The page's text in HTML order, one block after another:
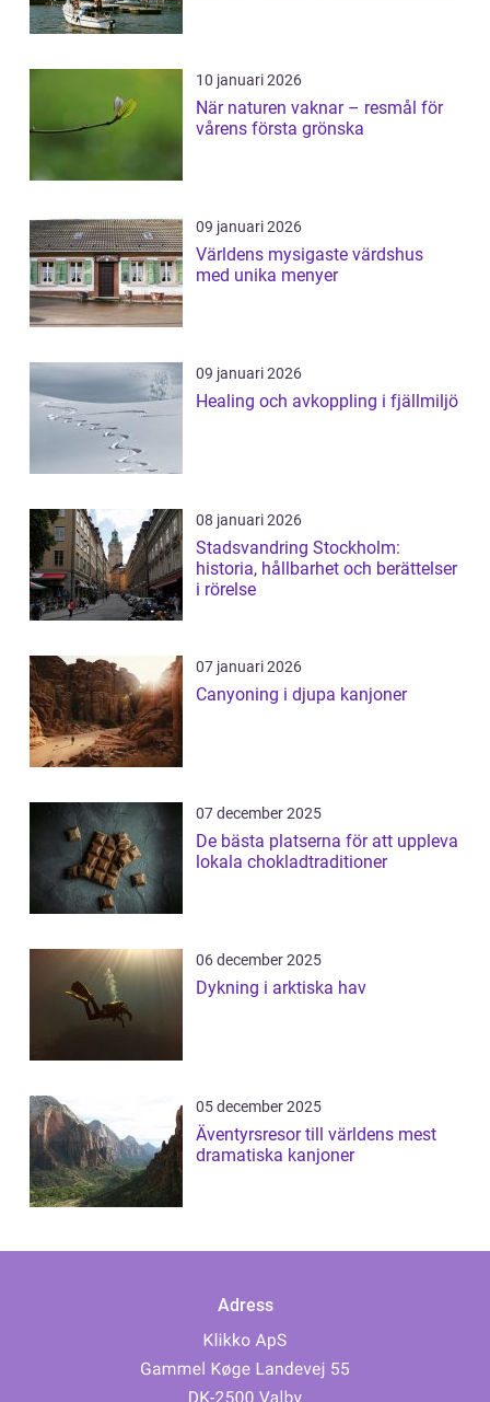
10 januari 2026
När naturen vaknar – resmål för
vårens första grönska
09 januari 2026
Världens mysigaste värdshus
med unika menyer
09 januari 2026
Healing och avkoppling i fjällmiljö
08 januari 2026
Stadsvandring Stockholm:
historia, hållbarhet och berättelser
i rörelse
07 januari 2026
Canyoning i djupa kanjoner
07 december 2025
De bästa platserna för att uppleva
lokala chokladtraditioner
06 december 2025
Dykning i arktiska hav
05 december 2025
Äventyrsresor till världens mest
dramatiska kanjoner
Adress